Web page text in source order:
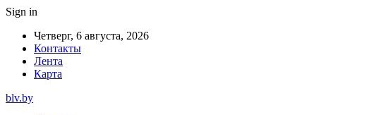
Sign in
Четверг, 6 августа, 2026
Контакты
Лента
Карта
blv.by